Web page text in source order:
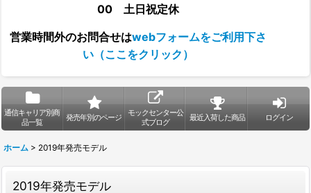
00 土日祝定休
営業時間外のお問合せはwebフォームをご利用下さ
い（ここをクリック）
通信キャリア別商
品一覧
発売年別のページ
モックセンター公
式ブログ
最近入荷した商品 ログイン
ホーム > 2019年発売モデル
2019年発売モデル